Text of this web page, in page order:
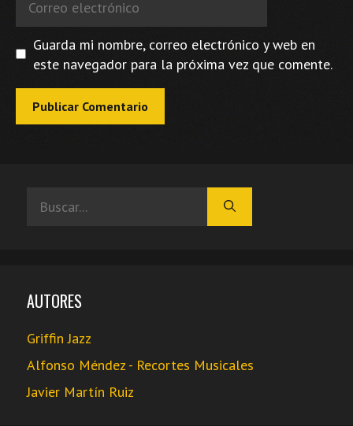
electrónico
Guarda mi nombre, correo electrónico y web en
este navegador para la próxima vez que comente.
AUTORES
Griffin Jazz
Alfonso Méndez - Recortes Musicales
Javier Martín Ruiz